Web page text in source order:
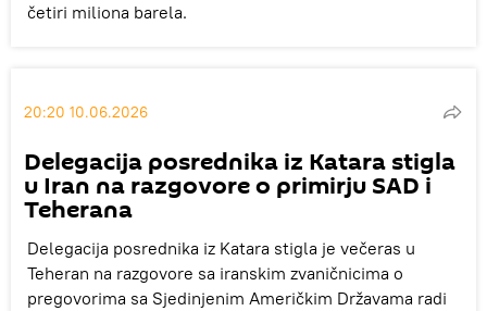
četiri miliona barela.
20:20 10.06.2026
Delegacija posrednika iz Katara stigla
u Iran na razgovore o primirju SAD i
Teherana
Delegacija posrednika iz Katara stigla je večeras u
Teheran na razgovore sa iranskim zvaničnicima o
pregovorima sa Sjedinjenim Američkim Državama radi